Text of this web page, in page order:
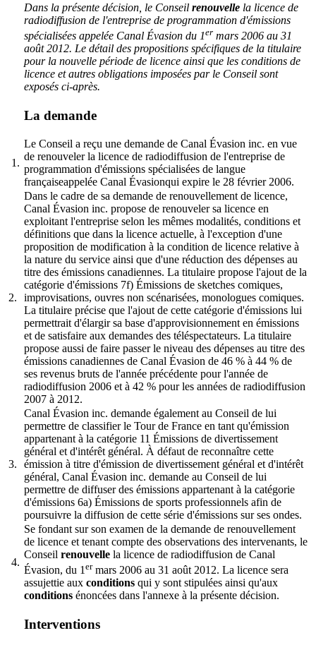
Dans la présente décision, le Conseil renouvelle la licence de
radiodiffusion de l'entreprise de programmation d'émissions
spécialisées appelée Canal Évasion du 1er mars 2006 au 31
août 2012. Le détail des propositions spécifiques de la titulaire
pour la nouvelle période de licence ainsi que les conditions de
licence et autres obligations imposées par le Conseil sont
exposés ci-après.
La demande
1.
Le Conseil a reçu une demande de Canal Évasion inc. en vue
de renouveler la licence de radiodiffusion de l'entreprise de
programmation d'émissions spécialisées de langue
françaiseappelée Canal Évasionqui expire le 28 février 2006.
2.
Dans le cadre de sa demande de renouvellement de licence,
Canal Évasion inc. propose de renouveler sa licence en
exploitant l'entreprise selon les mêmes modalités, conditions et
définitions que dans la licence actuelle, à l'exception d'une
proposition de modification à la condition de licence relative à
la nature du service ainsi que d'une réduction des dépenses au
titre des émissions canadiennes. La titulaire propose l'ajout de la
catégorie d'émissions 7f) Émissions de sketches comiques,
improvisations, ouvres non scénarisées, monologues comiques.
La titulaire précise que l'ajout de cette catégorie d'émissions lui
permettrait d'élargir sa base d'approvisionnement en émissions
et de satisfaire aux demandes des téléspectateurs. La titulaire
propose aussi de faire passer le niveau des dépenses au titre des
émissions canadiennes de Canal Évasion de 46 % à 44 % de
ses revenus bruts de l'année précédente pour l'année de
radiodiffusion 2006 et à 42 % pour les années de radiodiffusion
2007 à 2012.
3.
Canal Évasion inc. demande également au Conseil de lui
permettre de classifier le Tour de France en tant qu'émission
appartenant à la catégorie 11 Émissions de divertissement
général et d'intérêt général. À défaut de reconnaître cette
émission à titre d'émission de divertissement général et d'intérêt
général, Canal Évasion inc. demande au Conseil de lui
permettre de diffuser des émissions appartenant à la catégorie
d'émissions 6a) Émissions de sports professionnels afin de
poursuivre la diffusion de cette série d'émissions sur ses ondes.
4.
Se fondant sur son examen de la demande de renouvellement
de licence et tenant compte des observations des intervenants, le
Conseil renouvelle la licence de radiodiffusion de Canal
Évasion, du 1 ermars 2006 au 31 août 2012. La licence sera
assujettie aux conditions qui y sont stipulées ainsi qu'aux
conditions énoncées dans l'annexe à la présente décision.
Interventions